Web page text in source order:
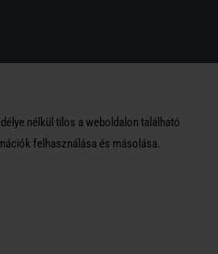
nélkül tilos a weboldalon található
felhasználása és másolása.